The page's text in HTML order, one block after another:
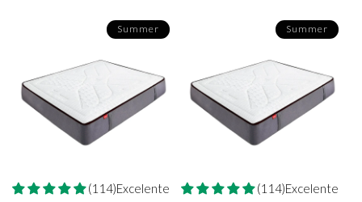
Summer
(114)Excelente
Summer
(114)Excelente